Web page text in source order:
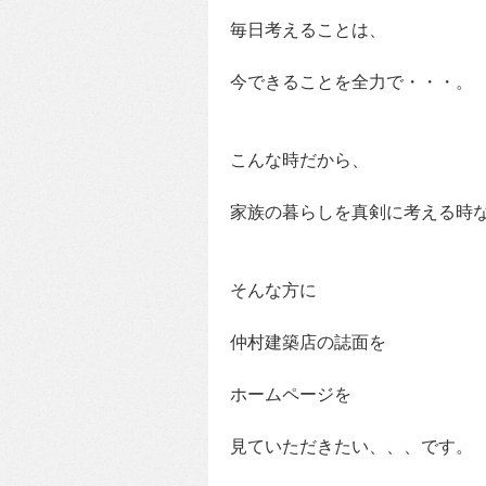
毎日考えることは、
今できることを全力で・・・。
こんな時だから、
家族の暮らしを真剣に考える時
そんな方に
仲村建築店の誌面を
ホームページを
見ていただきたい、、、です。